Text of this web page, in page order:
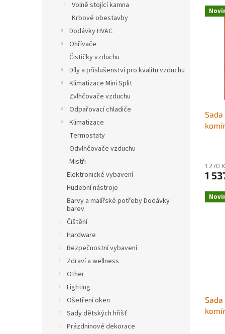
Volně stojící kamna
Krbové obestavby
Dodávky HVAC
Ohřívače
Čističky vzduchu
Díly a příslušenství pro kvalitu vzduchu
Klimatizace Mini Split
Zvlhčovače vzduchu
Odpařovací chladiče
Klimatizace
Termostaty
Odvlhčovače vzduchu
Mistři
Elektronické vybavení
Hudební nástroje
Barvy a malířské potřeby Dodávky
barev
Čištění
Hardware
Bezpečnostní vybavení
Zdraví a wellness
Other
Lighting
Ošetření oken
Sady dětských hřišť
Prázdninové dekorace
nV
1 270
1